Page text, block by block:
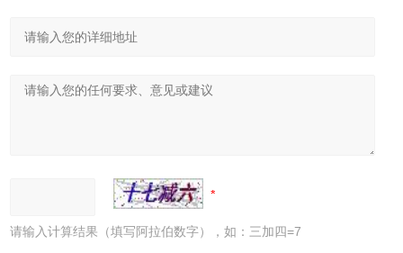
请输入计算结果（填写阿拉伯数字），如：三加四=7